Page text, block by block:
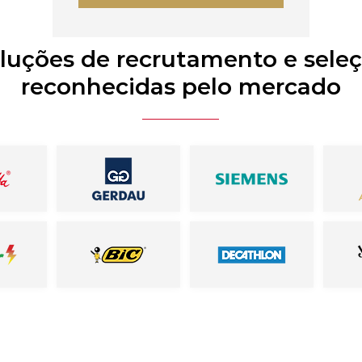
de recrutamento e
reconhecidas pelo mercado